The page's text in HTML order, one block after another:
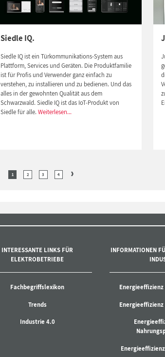
Siedle IQ.
Siedle IQ ist ein Türkommunikations-System aus
Plattform, Services und Geräten. Die Produktfamilie
ist für Profis und Verwender ganz einfach zu
verstehen, zu installieren und zu bedienen. Und das
alles in der gewohnten Qualität aus dem
Schwarzwald. Siedle IQ ist das IoT-Produkt von
Siedle für alle.Weiterlesen...
1 2 3 4
INTERESSANTE LINKS FÜR
ELEKTROBETRIEBE
Fachbegriffslexikon
Trends
Industrie 4.0
INFORMATIONEN